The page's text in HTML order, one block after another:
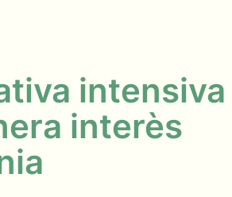
intensiva
interès